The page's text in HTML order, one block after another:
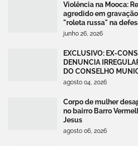
Violência na Mooca:
agredido em
"roleta russa" na
junho 26, 2026
EXCLUSIVO: EX-
DENUNCIA
DO CONSELHO
agosto 04, 2026
Corpo de mulher
no bairro Barro
Jesus
agosto 06, 2026